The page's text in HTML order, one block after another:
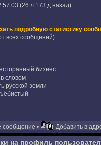
(26 л 173 д назад)
подробную статистику
всех сообщений)
бизнес
словом
русской земли
сообщение • Добавить в
на профиль